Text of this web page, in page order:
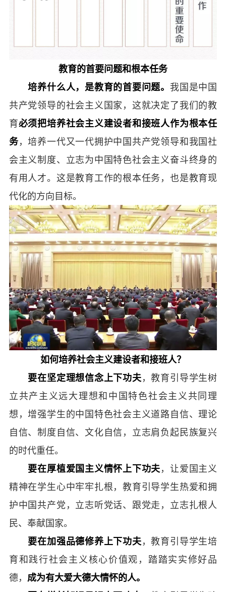
教育的首要问题和根本任务
培养什么人，是教育的首要问题。 我国是中国
共产党领导的社会主义国家，这就决定了我们的教
育必须把培养社会主义建设者和接班人作为根本任
务，培养一代又一代拥护中国共产党领导和我国社
会主义制度、立志为中国特色社会主义奋斗终身的
有用人才。这是教育工作的根本任务，也是教育现
代化的方向目标。
如何培养社会主义建设者和接班人？
要在坚定理想信念上下功夫，教育引导学生树
立共产主义远大理想和中国特色社会主义共同理
想，增强学生的中国特色社会主义道路自信、理论
自信、制度自信、文化自信，立志肩负起民族复兴
的时代重任。
要在厚植爱国主义情怀上下功夫，让爱国主义
精神在学生心中牢牢扎根，教育引导学生热爱和拥
护中国共产党，立志听党话、跟党走，立志扎根人
民、奉献国家。
要在加强品德修养上下功夫，教育引导学生培
育和践行社会主义核心价值观，踏踏实实修好品
德， 成为有大爱大德大情怀的人。